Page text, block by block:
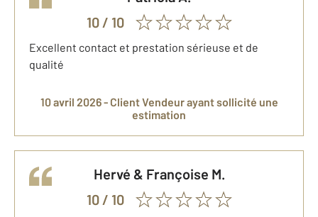
10/ 10
Excellent contact et prestation sérieuse et de
qualité
10 avril 2026 - Client Vendeurayant sollicité une
estimation
Hervé & Françoise M.
10/ 10